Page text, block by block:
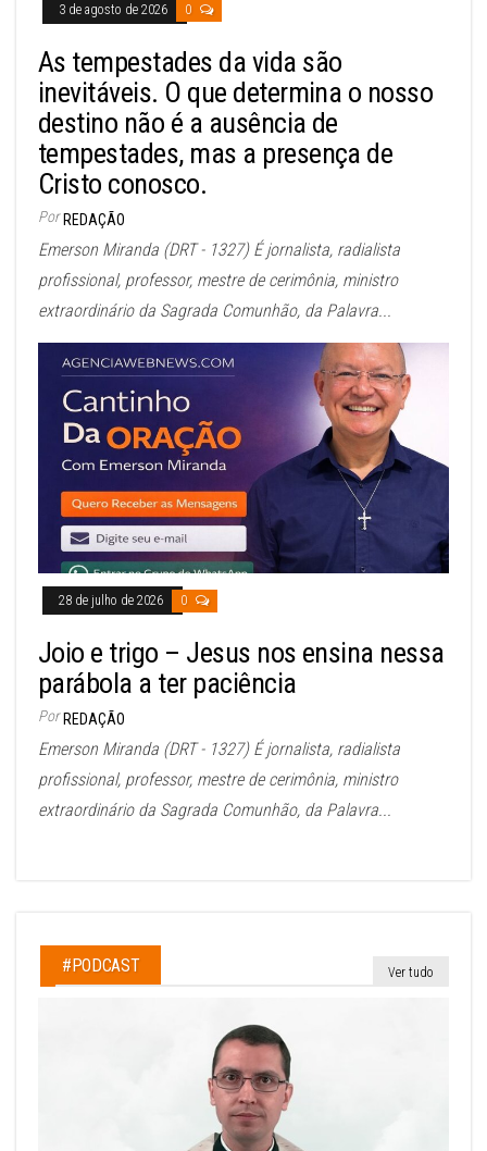
3 de agosto de 2026 0
As tempestades da vida são
inevitáveis. O que determina o nosso
destino não é a ausência de
tempestades, mas a presença de
Cristo conosco.
Por REDAÇÃO
Emerson Miranda (DRT - 1327) É jornalista, radialista
profissional, professor, mestre de cerimônia, ministro
extraordinário da Sagrada Comunhão, da Palavra...
28 de julho de 2026 0
Joio e trigo – Jesus nos ensina nessa
parábola a ter paciência
Por REDAÇÃO
Emerson Miranda (DRT - 1327) É jornalista, radialista
profissional, professor, mestre de cerimônia, ministro
extraordinário da Sagrada Comunhão, da Palavra...
#PODCAST Ver tudo